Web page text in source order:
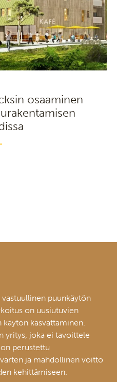
osaaminen
puunkäytön
on uusiutuvien
kasvattaminen.
yritys, joka ei tavoittele
perustettu
ja mahdollinen voitto
kehittämiseen.